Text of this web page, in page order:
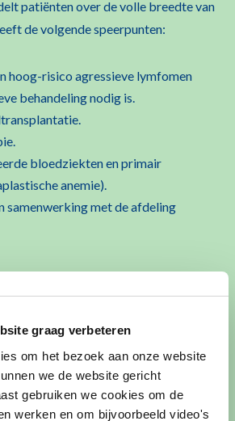
graag verbeteren
om het bezoek aan onze website
we de website gericht
gebruiken we cookies om de
werken en om bijvoorbeeld video's
patiënten over de volle breedte van
de volgende speerpunten:
hoog-risico agressieve lymfomen
behandeling nodig is.
bloedziekten en primair
anemie).
samenwerking met de afdeling